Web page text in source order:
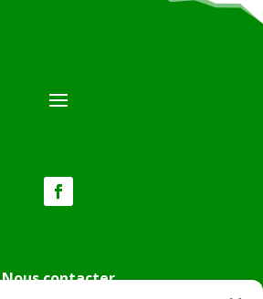
Nous contacter